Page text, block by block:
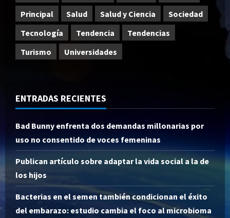
Principal
Salud Salud y Ciencia
Sociedad
Tecnología
Tendencia
Tendencias
Turismo
Universidades
ENTRADAS RECIENTES
Bad Bunny enfrenta dos demandas millonarias por
uso no consentido de voces femeninas
Publican artículo sobre adaptar la vida social a la de
los hijos
Bacterias en el semen también condicionan el éxito
del embarazo: estudio cambia el foco al microbioma